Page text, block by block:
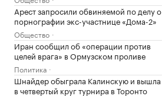
Арест запросили обвиняемой по делу о
порнографии экс-участнице «Дома-2»
Общество
Иран сообщил об «операции против
целей врага» в Ормузском проливе
Политика
Шнайдер обыграла Калинскую и вышла
в четвертый круг турнира в Торонто